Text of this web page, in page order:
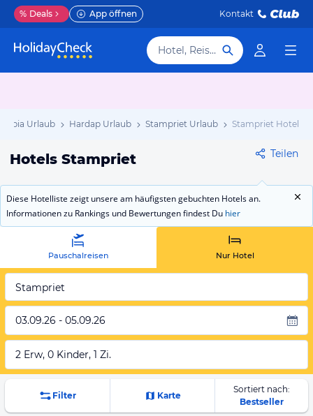
% Deals App öffnen Kontakt
Hotel, Reiseziel
Urlaub Hardap Urlaub Stampriet Urlaub Stampriet Hotels
Hotels Stampriet Teilen
Diese Hotelliste zeigt unsere am häufigsten gebuchten Hotels an.
Informationen zu Rankings und Bewertungen findest Du hier
Pauschalreisen Nur Hotel
Stampriet
03.09.26 - 05.09.26
2 Erw, 0 Kinder, 1 Zi.
Filter Karte
Sortiert nach:
Bestseller